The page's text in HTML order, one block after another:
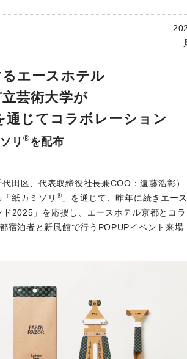
エースホテル
芸術大学が
通じてコラボレーション
リ ®を配布
田区、代表取締役社長兼COO：遠藤浩彰）
紙カミソリ ® 」を通じて、昨年に続きエース
2025」を応援し、エースホテル京都とコラ
宿泊者と新風館で行うPOPUPイベント来場